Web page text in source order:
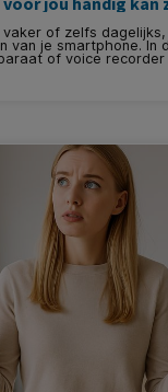
of zelfs
van je smartphone. In
of voice